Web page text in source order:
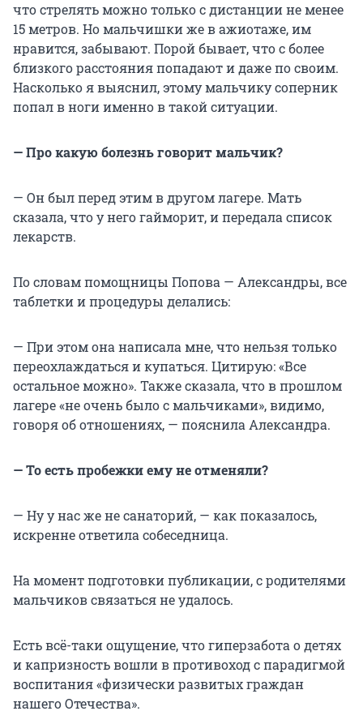
что стрелять можно только с дистанции не менее
15 метров. Но мальчишки же в ажиотаже, им
нравится, забывают. Порой бывает, что с более
близкого расстояния попадают и даже по своим.
Насколько я выяснил, этому мальчику соперник
попал в ноги именно в такой ситуации.
— Про какую болезнь говорит мальчик?
— Он был перед этим в другом лагере. Мать
сказала, что у него гайморит, и передала список
лекарств.
По словам помощницы Попова — Александры, все
таблетки и процедуры делались:
— При этом она написала мне, что нельзя только
переохлаждаться и купаться. Цитирую: «Все
остальное можно». Также сказала, что в прошлом
лагере «не очень было с мальчиками», видимо,
говоря об отношениях, — пояснила Александра.
— То есть пробежки ему не отменяли?
— Ну у нас же не санаторий, — как показалось,
искренне ответила собеседница.
На момент подготовки публикации, с родителями
мальчиков связаться не удалось.
Есть всё-таки ощущение, что гиперзабота о детях
и капризность вошли в противоход с парадигмой
воспитания «физически развитых граждан
нашего Отечества».